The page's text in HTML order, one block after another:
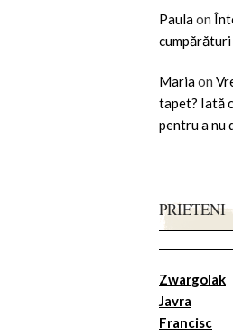
Paulaon
Mariaon
tapet? Iată
pentru a nu
PRIETENI
Zwargolak
Javra
Francisc